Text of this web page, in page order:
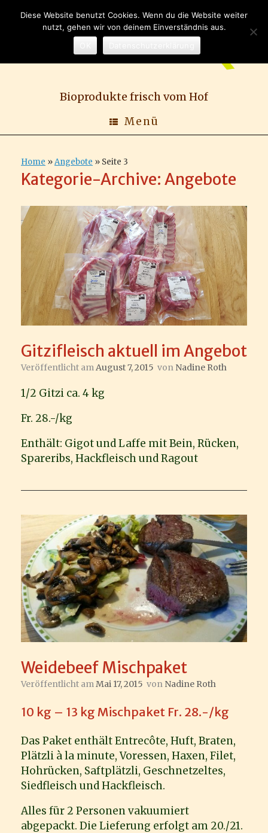
Inhalt
Bioprodukte frisch vom Hof
Menü
Home »Angebote » Seite 3
Kategorie-Archive: Angebote
Gitzifleisch aktuell im Angebot
Veröffentlicht amAugust 7, 2015 von Nadine Roth
1/2 Gitzi ca. 4 kg
Fr. 28.-/kg
Enthält: Gigot und Laffe mit Bein, Rücken,
Spareribs, Hackfleisch und Ragout
Weidebeef Mischpaket
Veröffentlicht amMai 17, 2015 von Nadine Roth
10 kg – 13 kg Mischpaket Fr. 28.-/kg
Das Paket enthält Entrecôte, Huft, Braten,
Plätzli à la minute, Voressen, Haxen, Filet,
Hohrücken, Saftplätzli, Geschnetzeltes,
Siedfleisch und Hackfleisch.
Alles für 2 Personen vakuumiert
abgepackt. Die Lieferung erfolgt am 20./21.
Diese Website benutzt Cookies. Wenn du die Website weiter
nutzt, gehen wir von deinem Einverständnis aus.